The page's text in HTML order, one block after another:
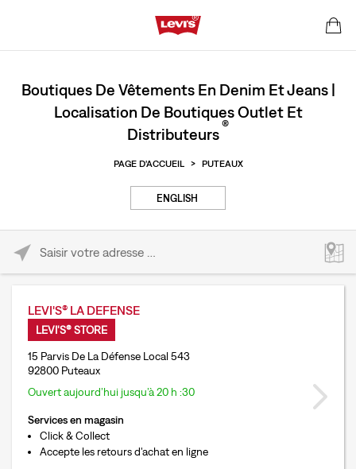
Boutiques De Vêtements En Denim Et Jeans |
Localisation De Boutiques Outlet Et
Distributeurs®
PAGE D'ACCUEIL > PUTEAUX
ENGLISH
LEVI'S® LA DEFENSE
LEVI'S® STORE
15 Parvis De La Défense Local 543
92800 Puteaux
Ouvert aujourd’hui jusqu’à 20 h :30
Services en magasin
Click & Collect
Accepte les retours d'achat en ligne